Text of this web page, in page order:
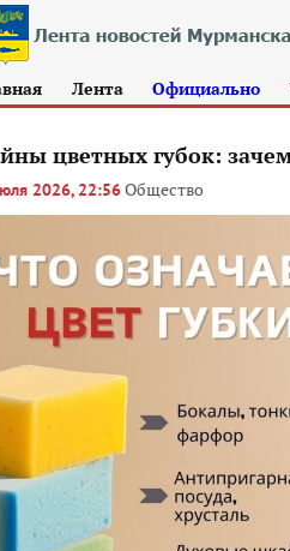
Лента Официально
цветных губок:
2026, 22:56Общество